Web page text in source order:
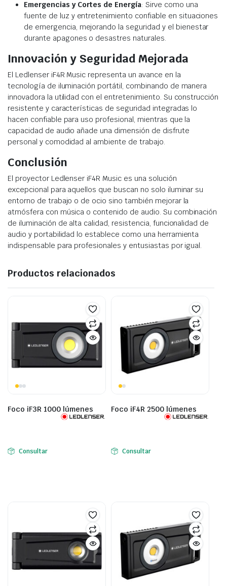
Emergencias y Cortes de Energía: Sirve como una
fuente de luz y entretenimiento confiable en situaciones
de emergencia, mejorando la seguridad y el bienestar
durante apagones o desastres naturales.
Innovación y Seguridad Mejorada
El Ledlenser iF4R Music representa un avance en la
tecnología de iluminación portátil, combinando de manera
innovadora la utilidad con el entretenimiento. Su construcción
resistente y características de seguridad integradas lo
hacen confiable para uso profesional, mientras que la
capacidad de audio añade una dimensión de disfrute
personal y comodidad al ambiente de trabajo.
Conclusión
El proyector Ledlenser iF4R Music es una solución
excepcional para aquellos que buscan no solo iluminar su
entorno de trabajo o de ocio sino también mejorar la
atmósfera con música o contenido de audio. Su combinación
de iluminación de alta calidad, resistencia, funcionalidad de
audio y portabilidad lo establece como una herramienta
indispensable para profesionales y entusiastas por igual.
Productos relacionados
Foco iF3R 1000 lúmenes
Consultar
Foco iF4R 2500 lúmenes
Consultar